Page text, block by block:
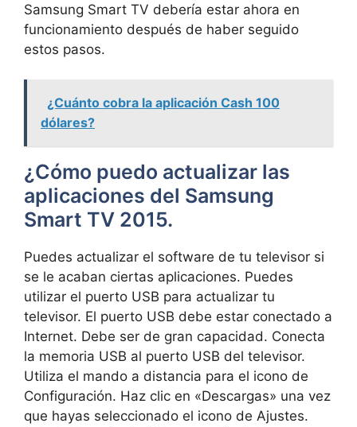
Samsung Smart TV debería estar ahora en
funcionamiento después de haber seguido
estos pasos.
¿Cuánto cobra la aplicación Cash 100
dólares?
¿Cómo puedo actualizar las
aplicaciones del Samsung
Smart TV 2015.
Puedes actualizar el software de tu televisor si
se le acaban ciertas aplicaciones. Puedes
utilizar el puerto USB para actualizar tu
televisor. El puerto USB debe estar conectado a
Internet. Debe ser de gran capacidad. Conecta
la memoria USB al puerto USB del televisor.
Utiliza el mando a distancia para el icono de
Configuración. Haz clic en «Descargas» una vez
que hayas seleccionado el icono de Ajustes.